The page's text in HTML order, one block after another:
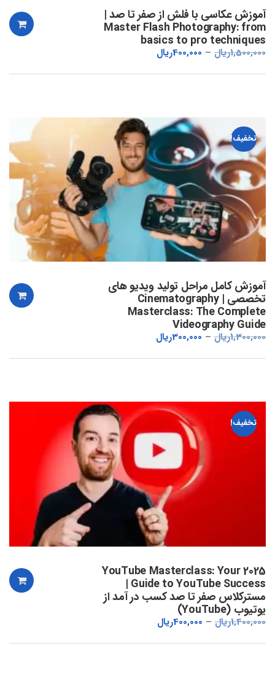
آموزش عکاسی با فلش از صفر تا صد |
Master Flash Photography: from
basics to pro techniques
1,500,000ریال 400,000ریال
تخفیف!
آموزش کامل مراحل تولید ویدیو های
تخصصی | Cinematography
Masterclass: The Complete
Videography Guide
1,300,000ریال 300,000ریال
تخفیف!
YouTube Masterclass: Your 2025
Guide to YouTube Success |
مسترکلاس صفر تا صد کسب در آمد از
یوتیوب (YouTube)
1,400,000ریال 400,000ریال